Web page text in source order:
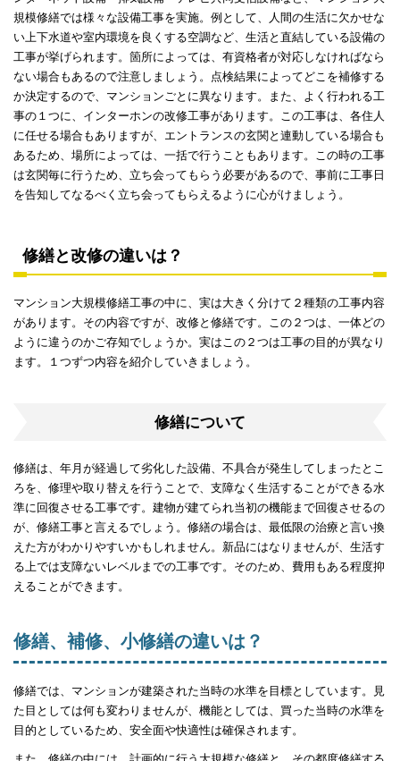
規模修繕では様々な設備工事を実施。例として、人間の生活に欠かせな
い上下水道や室内環境を良くする空調など、生活と直結している設備の
工事が挙げられます。箇所によっては、有資格者が対応しなければなら
ない場合もあるので注意しましょう。点検結果によってどこを補修する
か決定するので、マンションごとに異なります。また、よく行われる工
事の１つに、インターホンの改修工事があります。この工事は、各住人
に任せる場合もありますが、エントランスの玄関と連動している場合も
あるため、場所によっては、一括で行うこともあります。この時の工事
は玄関毎に行うため、立ち会ってもらう必要があるので、事前に工事日
を告知してなるべく立ち会ってもらえるように心がけましょう。
修繕と改修の違いは？
マンション大規模修繕工事の中に、実は大きく分けて２種類の工事内容
があります。その内容ですが、改修と修繕です。この２つは、一体どの
ように違うのかご存知でしょうか。実はこの２つは工事の目的が異なり
ます。１つずつ内容を紹介していきましょう。
修繕について
修繕は、年月が経過して劣化した設備、不具合が発生してしまったとこ
ろを、修理や取り替えを行うことで、支障なく生活することができる水
準に回復させる工事です。建物が建てられ当初の機能まで回復させるの
が、修繕工事と言えるでしょう。修繕の場合は、最低限の治療と言い換
えた方がわかりやすいかもしれません。新品にはなりませんが、生活す
る上では支障ないレベルまでの工事です。そのため、費用もある程度抑
えることができます。
修繕、補修、小修繕の違いは？
修繕では、マンションが建築された当時の水準を目標としています。見
た目としては何も変わりませんが、機能としては、買った当時の水準を
目的としているため、安全面や快適性は確保されます。